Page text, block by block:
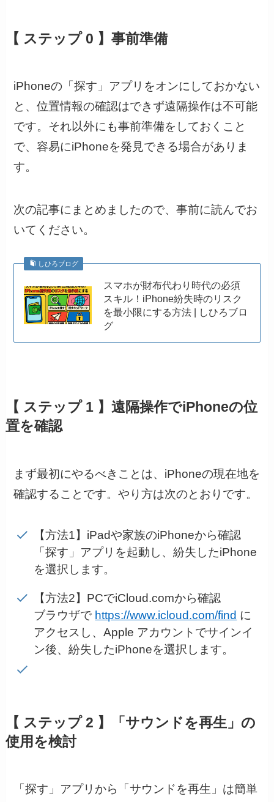
【 ステップ 0 】事前準備
iPhoneの「探す」アプリをオンにしておかない
と、位置情報の確認はできず遠隔操作は不可能
です。それ以外にも事前準備をしておくこと
で、容易にiPhoneを発見できる場合がありま
す。
次の記事にまとめましたので、事前に読んでお
いてください。
しひろブログ
スマホが財布代わり時代の必須
スキル！iPhone紛失時のリスク
を最小限にする方法 | しひろブロ
グ
【 ステップ 1 】遠隔操作でiPhoneの位
置を確認
まず最初にやるべきことは、iPhoneの現在地を
確認することです。やり方は次のとおりです。
【方法1】iPadや家族のiPhoneから確認
「探す」アプリを起動し、紛失したiPhone
を選択します。
【方法2】PCでiCloud.comから確認
ブラウザで https://www.icloud.com/find に
アクセスし、Apple アカウントでサインイ
ン後、紛失したiPhoneを選択します。
【 ステップ 2 】「サウンドを再生」の
使用を検討
「探す」アプリから「サウンドを再生」は簡単